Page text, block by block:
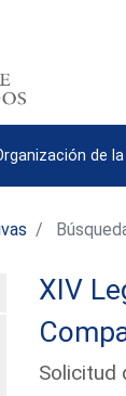
de
XIV
Solicitud